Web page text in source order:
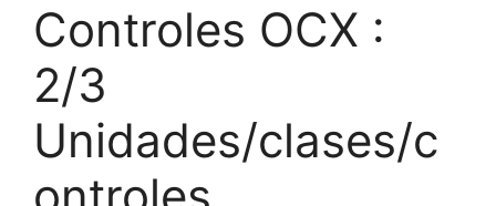
Controles OCX :
2/3
Unidades/clases/c